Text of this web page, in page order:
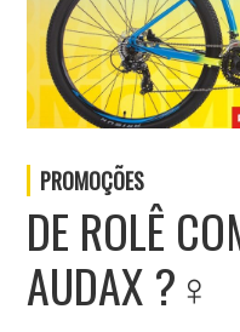
PROMOÇÕES
DE ROLÊ
AUDAX ?‍♀️